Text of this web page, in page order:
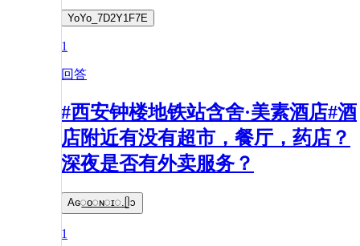
YoYo_7D2Y1F7E
1
回答
#西安钟楼地铁站含舍·美素酒店#酒
店附近有没有超市，餐厅，药店？
深夜是否有外卖服务？
Aɢ꯭ᴏ꯭ɴ꯭ɪ꯭.ᥫᩣ
1